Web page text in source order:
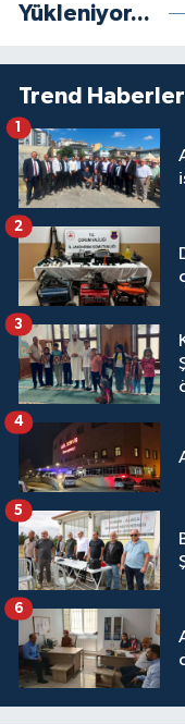
Yükleniyor...
Trend Haberler
1
2
3
4
5
6